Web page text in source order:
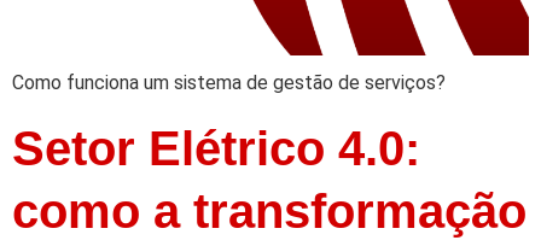
Como funciona um sistema de gestão de serviços?
Setor Elétrico 4.0:
como a transformação